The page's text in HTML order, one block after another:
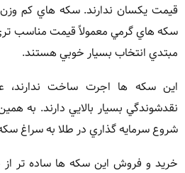
قيمت يکسان ندارند. سکه هاي کم
سکه هاي گرمي معمولاً قيمت مناسب تري
مبتدي انتخاب بسيار خوبي هستند.
اين سکه ها اجرت ساخت ندارند،
نقدشوندگي بسيار بالايي دارند. به
شروع سرمايه گذاري در طلا به سراغ
خريد و فروش اين سکه ها ساده تر از